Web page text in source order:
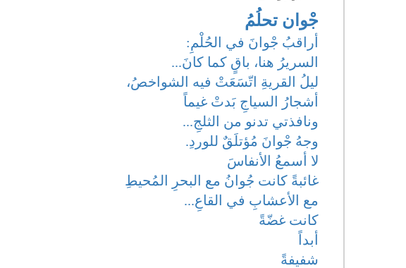
جْوان تحلُمُ
أراقبُ جْوانَ في الحُلْمِ:
السريرُ هنا، باقٍ كما كانَ...
ليلُ القريةِ اتّسَعَتْ فيه الشواخصُ،
أشجارُ السياجِ بَدتْ غيماً
ونافذتي تدنو من الثلجِ...
وجهُ جْوانَ مُؤتلَقٌ للوردِ.
لا أسمعُ الأنفاسَ
غائبةً كانت جُوانُ مع البحرِ المُحيطِ
مع الأعشابِ في القاعِ...
كانت غضّةً
أبداً
شفيفةً